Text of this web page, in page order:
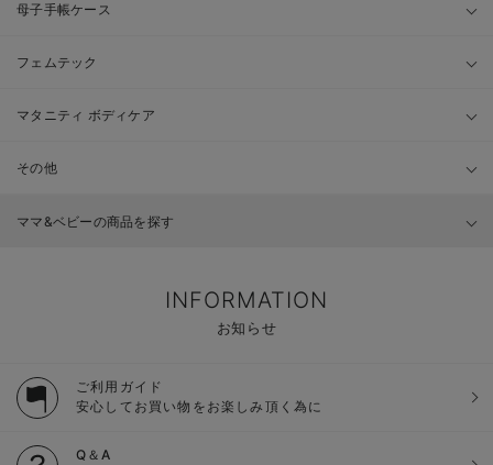
母子手帳ケース
フェムテック
マタニティ ボディケア
その他
ママ&ベビーの商品を探す
INFORMATION
お知らせ
ご利用ガイド
安心してお買い物をお楽しみ頂く為に
Q＆A